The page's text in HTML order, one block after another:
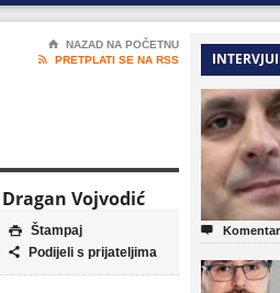
⌂
NAZAD NA POČETNU

PRETPLATI SE NA RSS
Vojvodić
 Štampaj
 Podijeli s prijateljima
INTERVJUI
